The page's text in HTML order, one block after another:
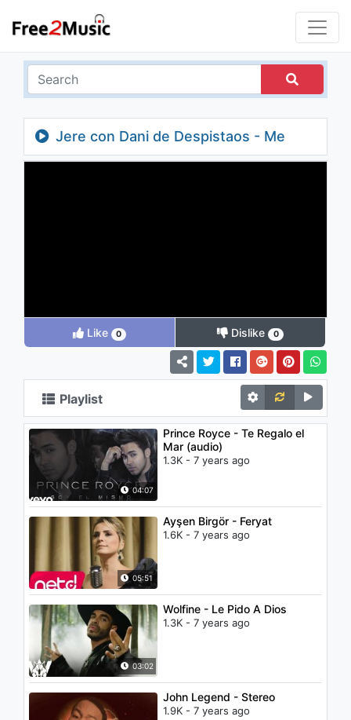
Jere con Dani de Despistaos - Me
Escapo
Like 0 Dislike 0
Playlist
04:07
Prince Royce - Te Regalo el
Mar (audio)
1.3K - 7 years ago
05:51
Ayşen Birgör - Feryat
1.6K - 7 years ago
03:02
Wolfine - Le Pido A Dios
1.3K - 7 years ago
John Legend - Stereo
1.9K - 7 years ago